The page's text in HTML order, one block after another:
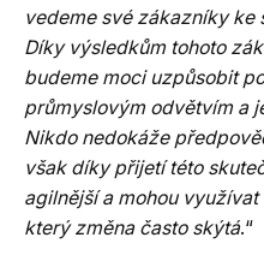
vedeme své zákazníky ke
Díky výsledkům tohoto
budeme moci uzpůsobit
průmyslovým odvětvím a
Nikdo nedokáže
však díky přijetí této
agilnější a mohou
který změna často skýtá.“